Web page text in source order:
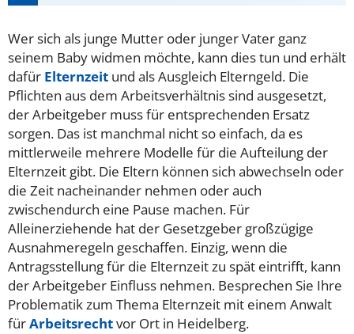
Wer sich als junge Mutter oder junger Vater ganz
seinem Baby widmen möchte, kann dies tun und erhält
dafür Elternzeit und als Ausgleich Elterngeld. Die
Pflichten aus dem Arbeitsverhältnis sind ausgesetzt,
der Arbeitgeber muss für entsprechenden Ersatz
sorgen. Das ist manchmal nicht so einfach, da es
mittlerweile mehrere Modelle für die Aufteilung der
Elternzeit gibt. Die Eltern können sich abwechseln oder
die Zeit nacheinander nehmen oder auch
zwischendurch eine Pause machen. Für
Alleinerziehende hat der Gesetzgeber großzügige
Ausnahmeregeln geschaffen. Einzig, wenn die
Antragsstellung für die Elternzeit zu spät eintrifft, kann
der Arbeitgeber Einfluss nehmen. Besprechen Sie Ihre
Problematik zum Thema Elternzeit mit einem Anwalt
fürArbeitsrechtvor Ort in Heidelberg.